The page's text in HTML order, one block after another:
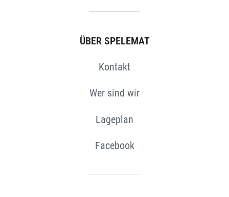
ÜBER SPELEMAT
Kontakt
Wer sind wir
Lageplan
Facebook